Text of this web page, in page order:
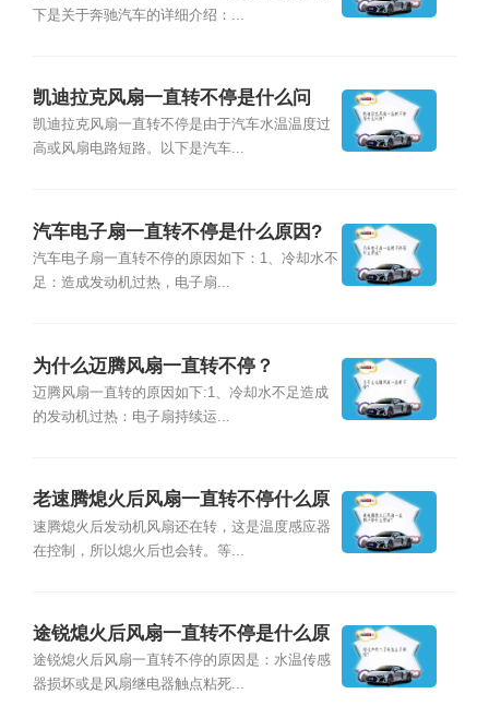
下是关于奔驰汽车的详细介绍：...
凯迪拉克风扇一直转不停是什么问
题？
凯迪拉克风扇一直转不停是由于汽车水温温度过
高或风扇电路短路。以下是汽车...
汽车电子扇一直转不停是什么原因?
汽车电子扇一直转不停的原因如下：1、冷却水不
足：造成发动机过热，电子扇...
为什么迈腾风扇一直转不停？
迈腾风扇一直转的原因如下:1、冷却水不足造成
的发动机过热：电子扇持续运...
老速腾熄火后风扇一直转不停什么原
因？
速腾熄火后发动机风扇还在转，这是温度感应器
在控制，所以熄火后也会转。等...
途锐熄火后风扇一直转不停是什么原
因？
途锐熄火后风扇一直转不停的原因是：水温传感
器损坏或是风扇继电器触点粘死...